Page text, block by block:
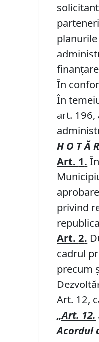
În
În
art. 196,
H O T Ă
Art. 1.
privind
Art. 2.
cadrul
precum
Art. 12,
„Art. 12.
Acordul